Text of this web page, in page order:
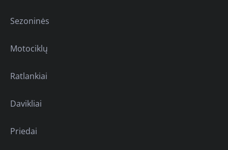
Sezoninės
Motociklų
Ratlankiai
Davikliai
Priedai